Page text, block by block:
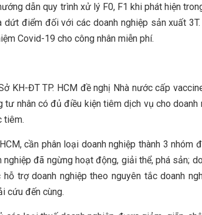
dẫn quy trình xử lý F0, F1 khi phát hiện
điểm đối với các doanh nghiệp sản xuất
Covid-19 cho công nhân miễn phí.
KH-ĐT TP. HCM đề nghị Nhà nước cấp
nhân có đủ điều kiện tiêm dịch vụ cho doanh
tiêm.
cần phân loại doanh nghiệp thành 3 nhóm
đã ngừng hoạt động, giải thể, phá sản;
trợ doanh nghiệp theo nguyên tắc doanh
cứu đến cùng.